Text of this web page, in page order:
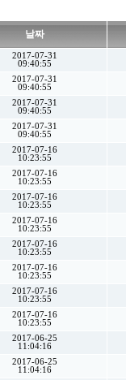
날짜
2017-07-31
09:40:55
2017-07-31
09:40:55
2017-07-31
09:40:55
2017-07-31
09:40:55
2017-07-16
10:23:55
2017-07-16
10:23:55
2017-07-16
10:23:55
2017-07-16
10:23:55
2017-07-16
10:23:55
2017-07-16
10:23:55
2017-07-16
10:23:55
2017-07-16
10:23:55
2017-06-25
11:04:16
2017-06-25
11:04:16